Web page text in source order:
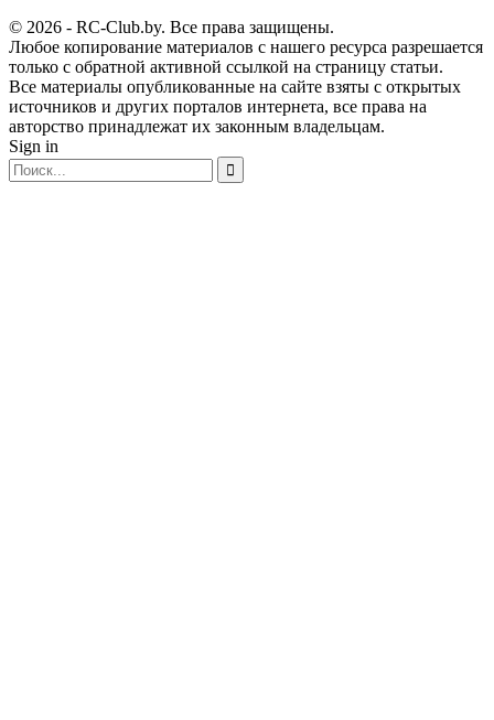
© 2026 - RC-Club.by. Все права защищены.
Любое копирование материалов с нашего ресурса разрешается
только с обратной активной ссылкой на страницу статьи.
Все материалы опубликованные на сайте взяты с открытых
источников и других порталов интернета, все права на
авторство принадлежат их законным владельцам.
Sign in